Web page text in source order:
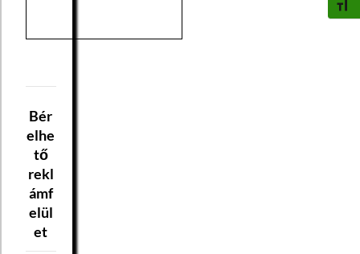
Bér
elhe
tő
rekl
ámf
elül
et